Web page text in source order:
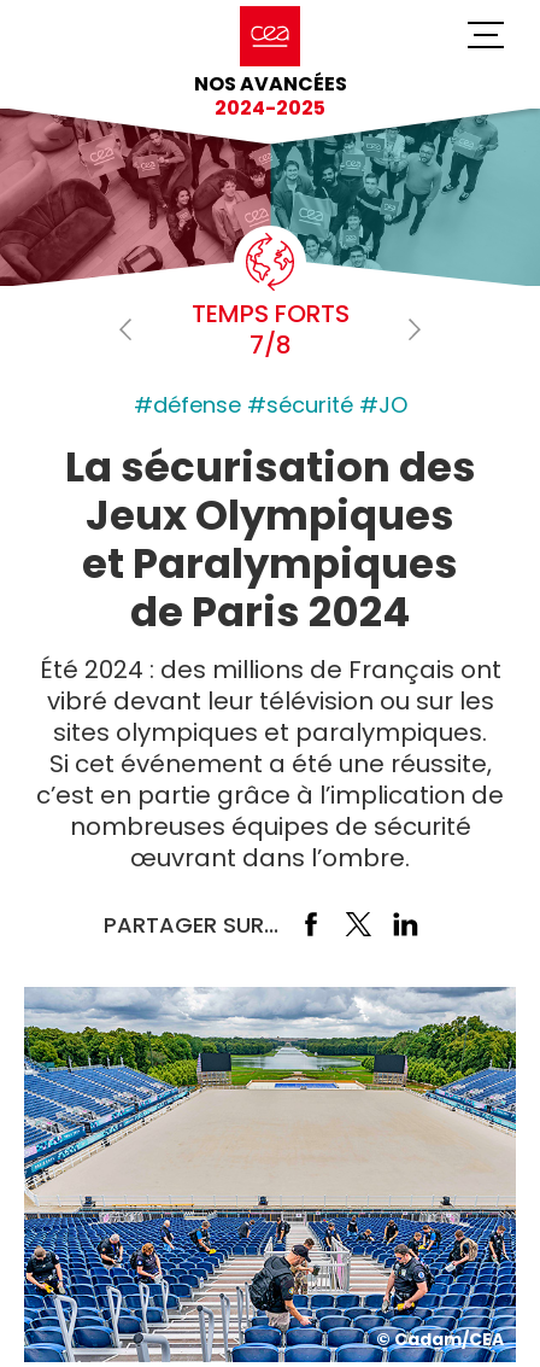
NOS AVANCÉES
2024-2025
TEMPS FORTS
7/8
#défense #sécurité #JO
La sécurisation des
Jeux Olympiques
et Paralympiques
de Paris 2024
Été 2024 : des millions de Français ont
vibré devant leur télévision ou sur les
sites olympiques et paralympiques.
Si cet événement a été une réussite,
c’est en partie grâce à l’implication de
nombreuses équipes de sécurité
œuvrant dans l’ombre.
PARTAGER SUR...
© Cadam/CEA